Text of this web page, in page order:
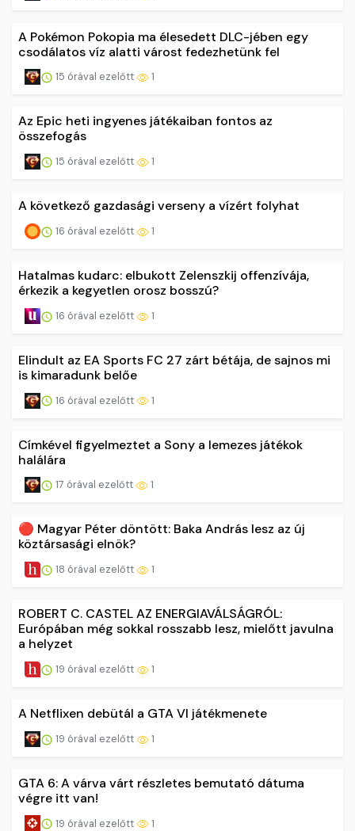
A Pokémon Pokopia ma élesedett DLC-jében egy
csodálatos víz alatti várost fedezhetünk fel
15 órával ezelőtt 1
Az Epic heti ingyenes játékaiban fontos az
összefogás
15 órával ezelőtt 1
A következő gazdasági verseny a vízért folyhat
16 órával ezelőtt 1
Hatalmas kudarc: elbukott Zelenszkij offenzívája,
érkezik a kegyetlen orosz bosszú?
16 órával ezelőtt 1
Elindult az EA Sports FC 27 zárt bétája, de sajnos mi
is kimaradunk belőe
16 órával ezelőtt 1
Címkével figyelmeztet a Sony a lemezes játékok
halálára
17 órával ezelőtt 1
🔴 Magyar Péter döntött: Baka András lesz az új
köztársasági elnök?
18 órával ezelőtt 1
ROBERT C. CASTEL AZ ENERGIAVÁLSÁGRÓL:
Európában még sokkal rosszabb lesz, mielőtt javulna
a helyzet
19 órával ezelőtt 1
A Netflixen debütál a GTA VI játékmenete
19 órával ezelőtt 1
GTA 6: A várva várt részletes bemutató dátuma
végre itt van!
19 órával ezelőtt 1